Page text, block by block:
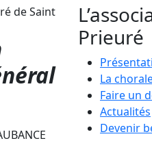
Prieuré
La
Faire un
Actualités
Devenir